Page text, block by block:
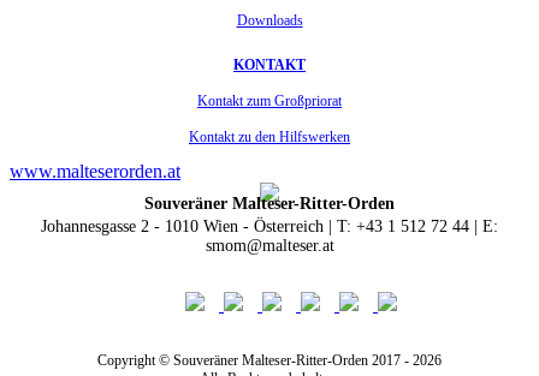
Downloads
KONTAKT
Kontakt zum Großpriorat
Kontakt zu den Hilfswerken
www.malteserorden.at
Souveräner Malteser-Ritter-Orden
Johannesgasse 2 - 1010 Wien - Österreich | T: +43 1 512 72 44 | E:
smom@malteser.at
Copyright © Souveräner Malteser-Ritter-Orden 2017 - 2026